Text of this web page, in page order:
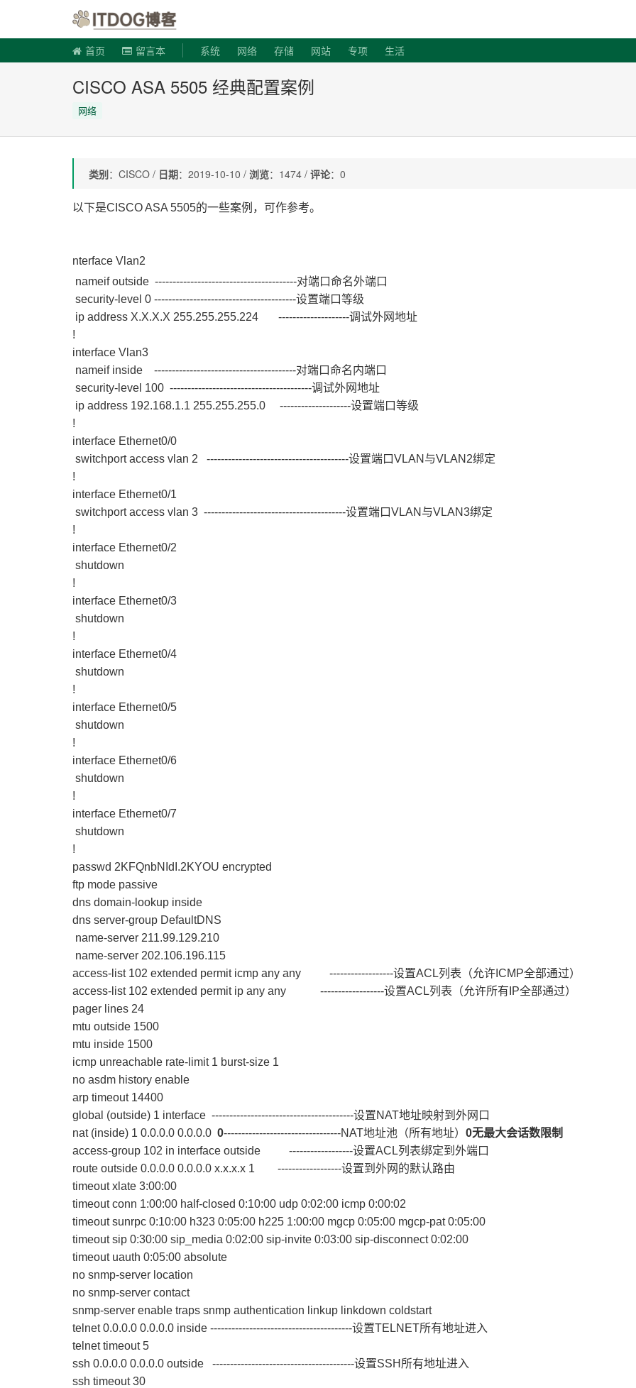
首页 留言本 系统 网络 存储 网站 专项 生活
CISCO ASA 5505 经典配置案例
网络
类别：CISCO / 日期：2019-10-10 / 浏览：1474 / 评论：0
以下是CISCO ASA 5505的一些案例，可作参考。
nterface Vlan2
nameif outside ----------------------------------------对端口命名外端口
security-level 0 ----------------------------------------设置端口等级
ip address X.X.X.X 255.255.255.224 --------------------调试外网地址
!
interface Vlan3
nameif inside ----------------------------------------对端口命名内端口
security-level 100 ----------------------------------------调试外网地址
ip address 192.168.1.1 255.255.255.0 --------------------设置端口等级
!
interface Ethernet0/0
switchport access vlan 2 ----------------------------------------设置端口VLAN与VLAN2绑定
!
interface Ethernet0/1
switchport access vlan 3 ----------------------------------------设置端口VLAN与VLAN3绑定
!
interface Ethernet0/2
shutdown
!
interface Ethernet0/3
shutdown
!
interface Ethernet0/4
shutdown
!
interface Ethernet0/5
shutdown
!
interface Ethernet0/6
shutdown
!
interface Ethernet0/7
shutdown
!
passwd 2KFQnbNIdI.2KYOU encrypted
ftp mode passive
dns domain-lookup inside
dns server-group DefaultDNS
name-server 211.99.129.210
name-server 202.106.196.115
access-list 102 extended permit icmp any any ------------------设置ACL列表（允许ICMP全部通过）
access-list 102 extended permit ip any any ------------------设置ACL列表（允许所有IP全部通过）
pager lines 24
mtu outside 1500
mtu inside 1500
icmp unreachable rate-limit 1 burst-size 1
no asdm history enable
arp timeout 14400
global (outside) 1 interface ----------------------------------------设置NAT地址映射到外网口
nat (inside) 1 0.0.0.0 0.0.0.0 0---------------------------------NAT地址池（所有地址） 0无最大会话数限制
access-group 102 in interface outside ------------------设置ACL列表绑定到外端口
route outside 0.0.0.0 0.0.0.0 x.x.x.x 1 ------------------设置到外网的默认路由
timeout xlate 3:00:00
timeout conn 1:00:00 half-closed 0:10:00 udp 0:02:00 icmp 0:00:02
timeout sunrpc 0:10:00 h323 0:05:00 h225 1:00:00 mgcp 0:05:00 mgcp-pat 0:05:00
timeout sip 0:30:00 sip_media 0:02:00 sip-invite 0:03:00 sip-disconnect 0:02:00
timeout uauth 0:05:00 absolute
no snmp-server location
no snmp-server contact
snmp-server enable traps snmp authentication linkup linkdown coldstart
telnet 0.0.0.0 0.0.0.0 inside ----------------------------------------设置TELNET所有地址进入
telnet timeout 5
ssh 0.0.0.0 0.0.0.0 outside ----------------------------------------设置SSH所有地址进入
ssh timeout 30